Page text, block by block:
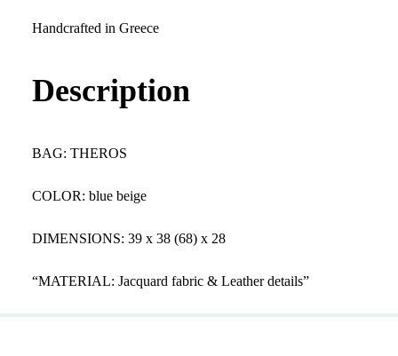
Handcrafted in Greece
Description
BAG: THEROS
COLOR: blue beige
DIMENSIONS: 39 x 38 (68) x 28
“MATERIAL: Jacquard fabric & Leather details”